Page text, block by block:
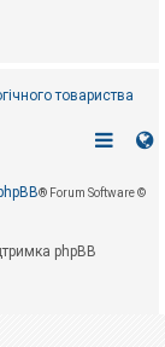
товариства
® Forum Software ©
phpBB